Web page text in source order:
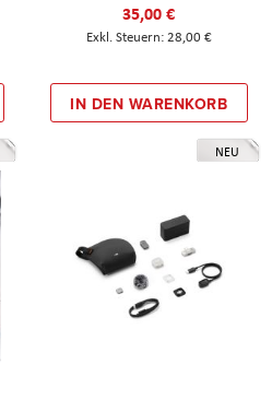
35,00 €
28,00 €
IN DEN WARENKORB
NEU